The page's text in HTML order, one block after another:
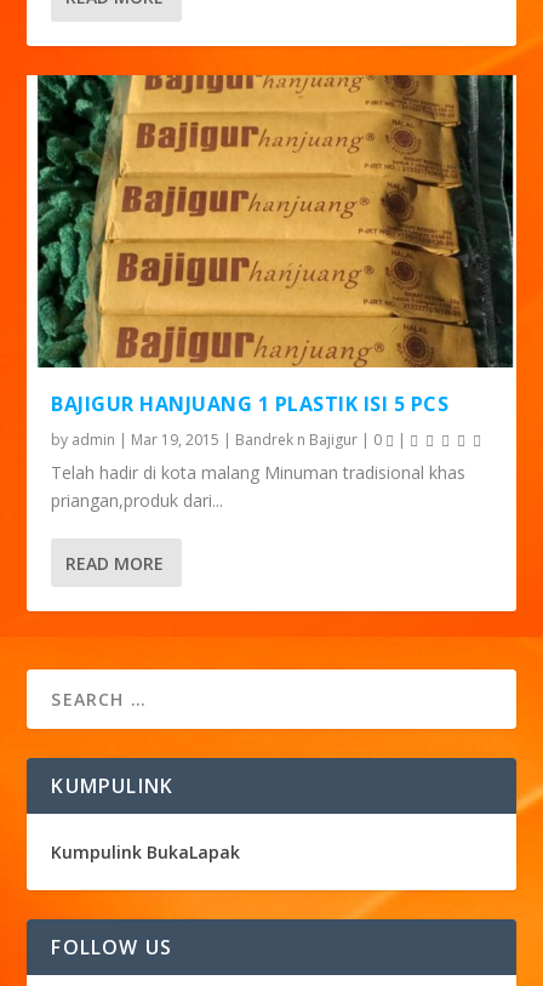
BAJIGUR HANJUANG 1 PLASTIK ISI 5 PCS
by admin | Mar 19, 2015 | Bandrek n Bajigur | 0 |
Telah hadir di kota malang Minuman tradisional khas
priangan,produk dari...
READ MORE
KUMPULINK
Kumpulink BukaLapak
FOLLOW US